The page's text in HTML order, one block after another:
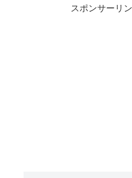
スポンサーリ